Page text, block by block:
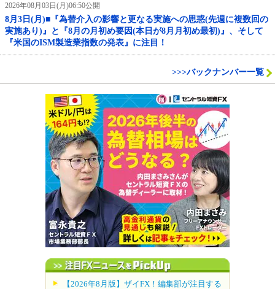
2026年08月03日(月)06:50公開
8月3日(月)■『為替介入の影響と更なる実施への思惑(先週に複数回の
実施あり)』と『8月の月初め要因(本日が8月月初め最初)』、そして
『米国のISM製造業指数の発表』に注目！
>>>バックナンバー一覧
【2026年8月版】ザイFX！編集部が注目する